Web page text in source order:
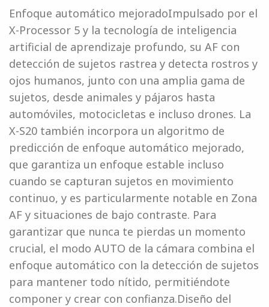
Enfoque automático mejoradoImpulsado por el
X-Processor 5 y la tecnología de inteligencia
artificial de aprendizaje profundo, su AF con
detección de sujetos rastrea y detecta rostros y
ojos humanos, junto con una amplia gama de
sujetos, desde animales y pájaros hasta
automóviles, motocicletas e incluso drones. La
X-S20 también incorpora un algoritmo de
predicción de enfoque automático mejorado,
que garantiza un enfoque estable incluso
cuando se capturan sujetos en movimiento
continuo, y es particularmente notable en Zona
AF y situaciones de bajo contraste. Para
garantizar que nunca te pierdas un momento
crucial, el modo AUTO de la cámara combina el
enfoque automático con la detección de sujetos
para mantener todo nítido, permitiéndote
componer y crear con confianza.Diseño del